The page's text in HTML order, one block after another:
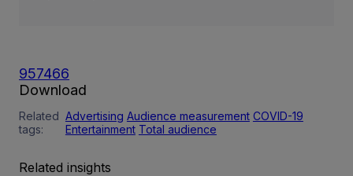
957466
Download
Related
tags:
Advertising Audience measurement COVID-19
Entertainment Total audience
Related insights